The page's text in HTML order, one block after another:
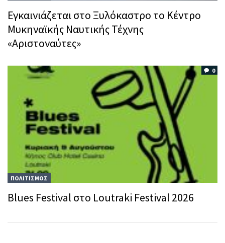
Εγκαινιάζεται στο Ξυλόκαστρο το Κέντρο
Μυκηναϊκής Ναυτικής Τέχνης
«Αριστοναύτες»
0
ΠΟΛΙΤΙΣΜΟΣ
Blues Festival στο Loutraki Festival 2026